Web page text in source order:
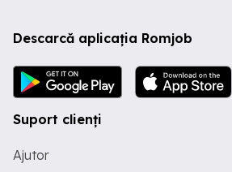
Descarcă aplicația Romjob
Suport clienți
Ajutor